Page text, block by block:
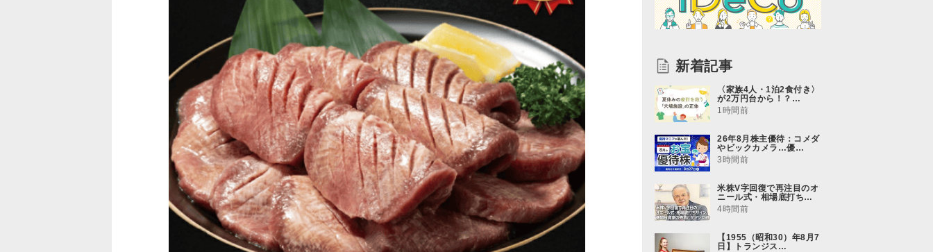
新着記事
〈家族4人・1泊2食付き〉
が2万円台から！？…
1時間前
26年8月株主優待：コメダ
やビックカメラ…優…
3時間前
米株V字回復で再注目のオ
ニール式・相場底打ち…
4時間前
【1955（昭和30）年8月7
日】トランジス…